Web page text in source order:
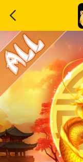
Home
Event
LuckyGame
WinwinCoin
Debit
Mdoll
Help